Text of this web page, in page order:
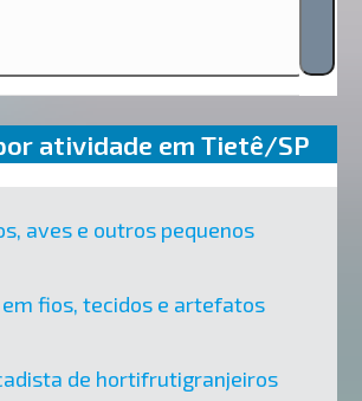
atividade em Tietê/SP
aves e outros pequenos
fios, tecidos e artefatos
de hortifrutigranjeiros